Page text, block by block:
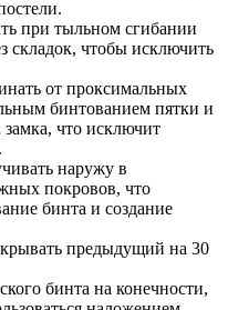
при тыльном сгибании
складок, чтобы исключить
от проксимальных
бинтованием пятки и
что исключит
наружу в
покровов, что
бинта и создание
предыдущий на 30
бинта на конечности,